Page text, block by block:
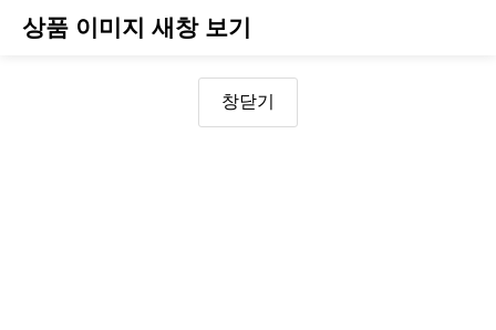
상품 이미지 새창 보기
창닫기